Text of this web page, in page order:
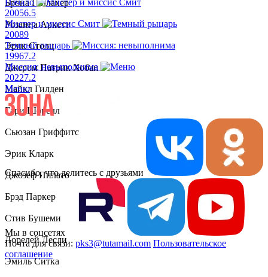
Брона Галлахер
Розанна Аркетт
Эрик Столц
Джером Патрик Хобан
Майкл Гилден
Гари Шорелл
Сьюзан Гриффитс
Эрик Кларк
Джозеф Пилато
Брэд Паркер
Стив Бушеми
Лорелей Лесли
Эмиль Ситка
20056.5
Мистер и миссис Смит
20089
Темный рыцарь
19967.2
Миссия: невыполнима
20227.2
Меню
Спасибо, что делитесь с друзьями
Мы в соцсетях
Почта для связи: pks3@tutamail.com Пользовательское
соглашение